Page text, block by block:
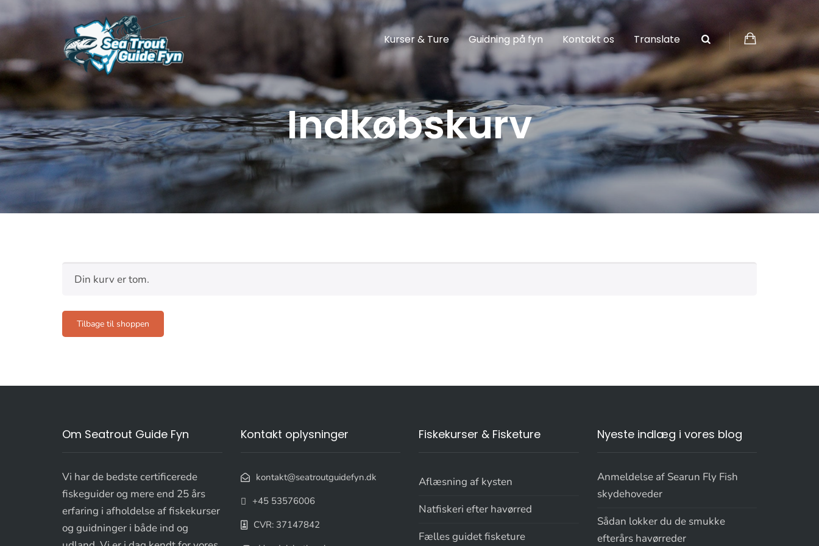
Kurser & Ture Guidning på fyn Kontakt os Translate
Indkøbskurv
Din kurv er tom.
Tilbage til shoppen
Om Seatrout Guide Fyn
Vi har de bedste certificerede
fiskeguider og mere end 25 års
erfaring i afholdelse af fiskekurser
og guidninger i både ind og
Kontakt oplysninger
kontakt@seatroutguidefyn.dk
+45 53576006
CVR: 37147842
Fiskekurser & Fisketure
Aflæsning af kysten
Natfiskeri efter havørred
Fælles guidet fisketure
Nyeste indlæg i vores blog
Anmeldelse af Searun Fly Fish
skydehoveder
Sådan lokker du de smukke
efterårs havørreder